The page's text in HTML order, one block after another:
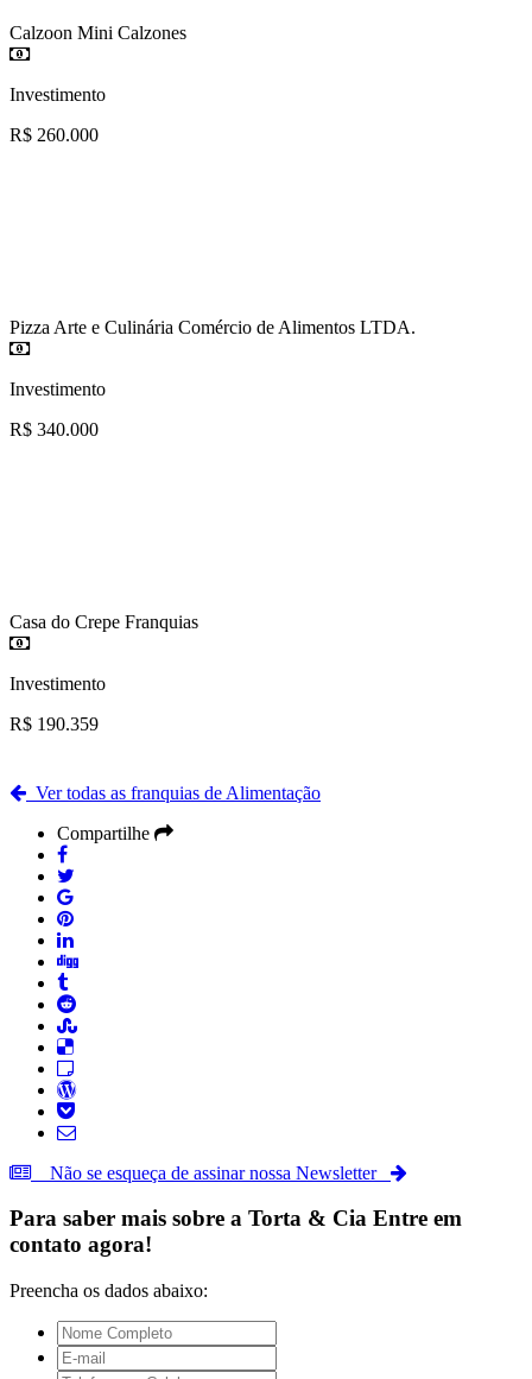
Calzoon Mini Calzones
Investimento
R$ 260.000
Pizza Arte e Culinária Comércio de Alimentos LTDA.
Investimento
R$ 340.000
Casa do Crepe Franquias
Investimento
R$ 190.359
Ver todas as franquias de Alimentação
Compartilhe
Não se esqueça de assinar nossa Newsletter
Para saber mais sobre a Torta & Cia Entre em
contato agora!
Preencha os dados abaixo: